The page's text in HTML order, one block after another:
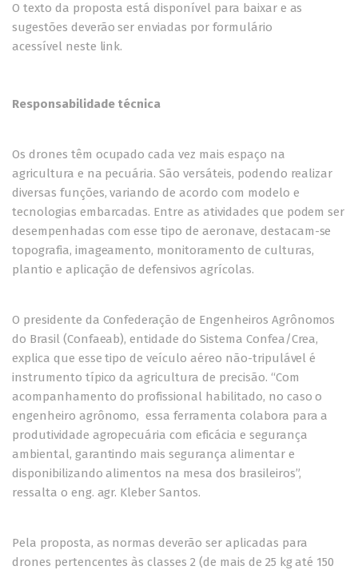
O texto da proposta estádisponível para baixare as
sugestões deverão ser enviadas por formulário
acessível neste link.
Responsabilidade técnica
Os drones têm ocupado cada vez mais espaço na
agricultura e na pecuária. São versáteis, podendo realizar
diversas funções, variando de acordo com modelo e
tecnologias embarcadas. Entre as atividades que podem ser
desempenhadas com esse tipo de aeronave, destacam-se
topografia, imageamento, monitoramento de culturas,
plantio e aplicação de defensivos agrícolas.
O presidente da Confederação de Engenheiros Agrônomos
do Brasil (Confaeab), entidade do Sistema Confea/Crea,
explica que esse tipo de veículo aéreo não-tripulável é
instrumento típico da agricultura de precisão. “Com
acompanhamento do profissional habilitado, no caso o
engenheiro agrônomo, essa ferramenta colabora para a
produtividade agropecuária com eficácia e segurança
ambiental, garantindo mais segurança alimentar e
disponibilizando alimentos na mesa dos brasileiros”,
ressalta o eng. agr. Kleber Santos.
Pela proposta, as normas deverão ser aplicadas para
drones pertencentes às classes 2 (de mais de 25 kg até 150